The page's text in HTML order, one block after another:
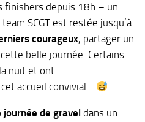
finishers depuis 18h – un
SCGT est restée jusqu’à
courageux, partager un
belle journée. Certains
nuit et ont
accueil convivial…
journée de gravel dans un